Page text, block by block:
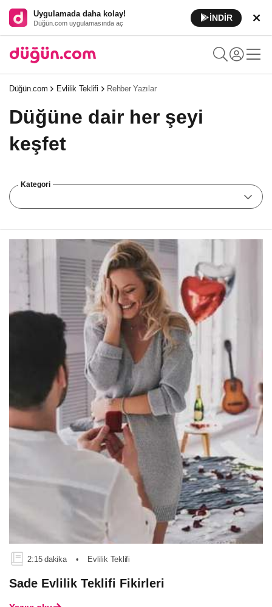
Uygulamada daha kolay!
Düğün.com uygulamasında aç
İNDİR
Düğün.com Evlilik Teklifi Rehber Yazılar
Düğüne dair her şeyi
keşfet
Kategori
2:15 dakika • Evlilik Teklifi
Sade Evlilik Teklifi Fikirleri